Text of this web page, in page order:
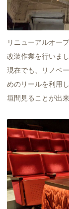
リニューアルオー
改装作業を行いまし
現在でも、リノベ
めのリールを利用
垣間見ることが出来